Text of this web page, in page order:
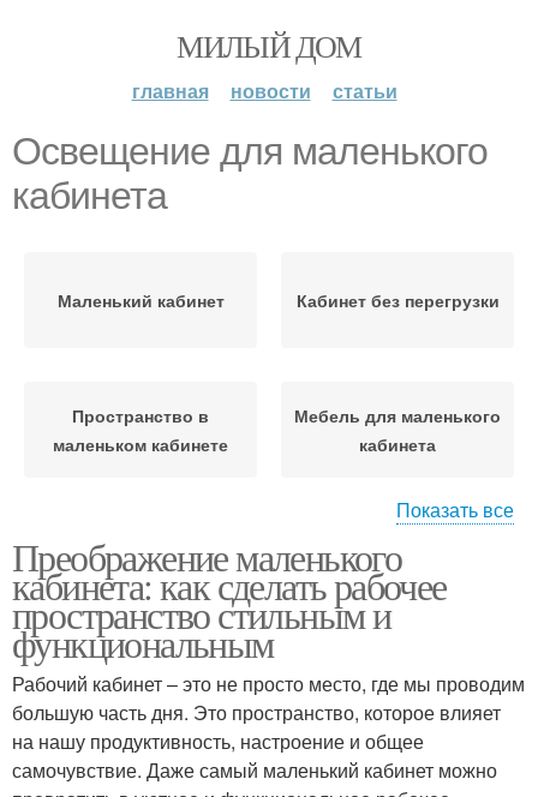
МИЛЫЙ ДОМ
главная новости статьи
Освещение для маленького
кабинета
Маленький кабинет Кабинет без перегрузки
Пространство в
маленьком кабинете
Мебель для маленького
кабинета
Кабинет на рабочее и Маленький рабочий
Показать все
Преображение маленького
кабинета: как сделать рабочее
пространство стильным и
функциональным
Рабочий кабинет – это не просто место, где мы проводим
большую часть дня. Это пространство, которое влияет
на нашу продуктивность, настроение и общее
самочувствие. Даже самый маленький кабинет можно